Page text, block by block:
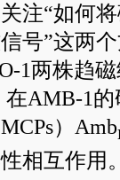
注“如何
号”这两
1两株趋
在AMB-1的
MCPs） Amb
相互作用